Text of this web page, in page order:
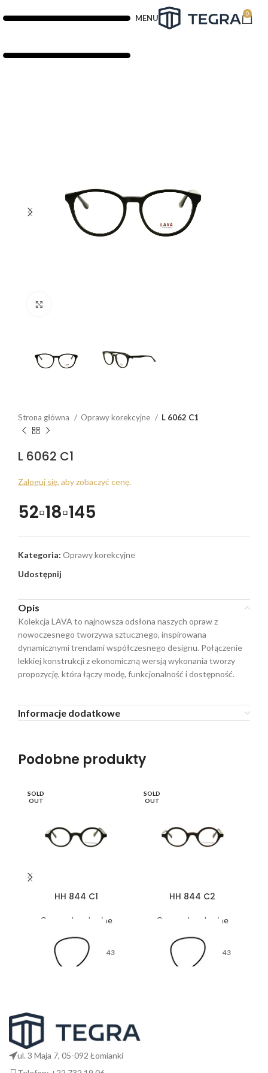
MENU 0
Strona główna Oprawy korekcyjne L 6062 C1
L 6062 C1
Zaloguj się, aby zobaczyć cenę.
52▫18▫145
Kategoria: Oprawy korekcyjne
Udostępnij
Opis
Kolekcja LAVA to najnowsza odsłona naszych opraw z
nowoczesnego tworzywa sztucznego, inspirowana
dynamicznymi trendami współczesnego designu. Połączenie
lekkiej konstrukcji z ekonomiczną wersją wykonania tworzy
propozycję, która łączy modę, funkcjonalność i dostępność.
Informacje dodatkowe
Podobne produkty
SOLD
OUT
HH 844 C1
Oprawy korekcyjne
43
26
SOLD
OUT
HH 844 C2
Oprawy korekcyjne
43
ul. 3 Maja 7, 05-092 Łomianki